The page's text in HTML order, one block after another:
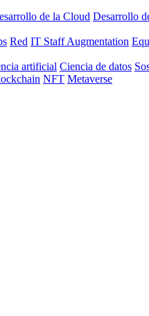
de la Cloud Desarrollo
Red IT Staff Augmentation
artificial Ciencia de datos
NFT Metaverse